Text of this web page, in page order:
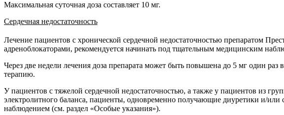
Максимальная суточная доза составляет 10 мг.
Сердечная недостаточность
Лечение пациентов с хронической сердечной недостаточностью препаратом
адреноблокаторами, рекомендуется начинать под тщательным медицинским
Через две недели лечения доза препарата может быть повышена до 5 мг один
терапию.
У пациентов с тяжелой сердечной недостаточностью, а также у пациентов из
электролитного баланса, пациенты, одновременно получающие диуретики и/
наблюдением (см. раздел «Особые указания»).